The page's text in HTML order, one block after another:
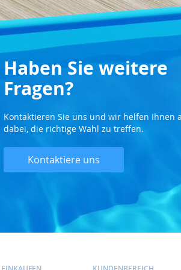
Haben Sie weitere
Fragen?
Kontaktieren Sie uns und wir helfen Ihnen
dabei, die richtige Wahl zu treffen.
Kontaktiere uns